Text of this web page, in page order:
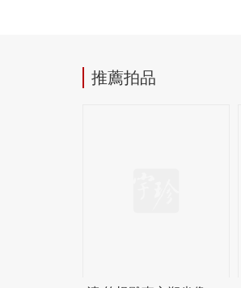
推薦拍品